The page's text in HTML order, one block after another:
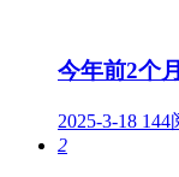
今年前2个
2025-3-18 144
2